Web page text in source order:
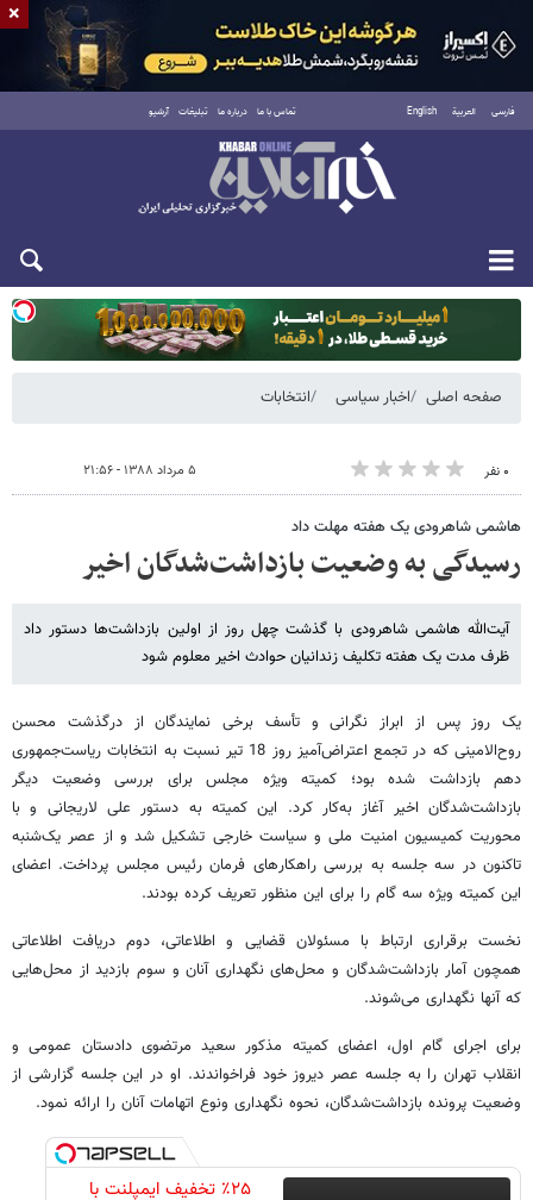
فارسی العربية English تماس با ما درباره ما تبلیغات آرشیو
دوشنبه ۱۹ مرداد ۱۴۰۵
صفحه اصلی اخبار سیاسی انتخابات
۰ نفر ۵ مرداد ۱۳۸۸ - ۲۱:۵۶
هاشمی شاهرودی یک‌ هفته‌ مهلت داد
رسیدگی به وضعیت بازداشت‌شدگان اخیر
آیت‌الله هاشمی شاهرودی با گذشت چهل روز از اولین بازداشت‌ها دستور داد
ظرف مدت یک هفته تکلیف زندانیان حوادث اخیر معلوم شود
یک روز پس از ابراز نگرانی و تأسف برخی نمایندگان از درگذشت محسن
روح‌الامینی که در تجمع اعتراض‌آمیز روز 18 تیر نسبت به انتخابات ریاست‌جمهوری
دهم بازداشت شده بود؛ کمیته ویژه مجلس برای بررسی وضعیت دیگر
بازداشت‌شدگان اخیر آغاز به‌کار کرد. این کمیته به دستور علی لاریجانی و با
محوریت کمیسیون امنیت ملی و سیاست خارجی تشکیل شد و از عصر یک‌شنبه
تاکنون در سه جلسه به بررسی راهکارهای فرمان رئیس مجلس پرداخت. اعضای
این کمیته ویژه سه گام را برای این منظور تعریف کرده بودند.
نخست برقراری ارتباط با مسئولان قضایی و اطلاعاتی، دوم دریافت اطلاعاتی
همچون آمار بازداشت‌شدگان و محل‌های نگهداری آنان و سوم بازدید از محل‌هایی
که آنها نگهداری می‌شوند.
برای اجرای گام اول، اعضای کمیته مذکور سعید مرتضوی دادستان عمومی و
انقلاب تهران را به جلسه عصر دیروز خود فراخواندند. او در این جلسه گزارشی از
وضعیت پرونده بازداشت‌شدگان، نحوه نگهداری ونوع اتهامات آنان را ارائه نمود.
٪۲۵ تخفیف ایمپلنت با
×